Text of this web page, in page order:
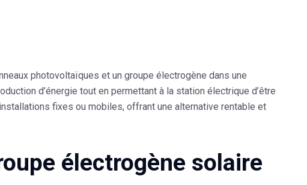
photovoltaïques et un groupe électrogène dans une
d’énergie tout en permettant à la station électrique d’être
fixes ou mobiles, offrant une alternative rentable et
électrogène solaire